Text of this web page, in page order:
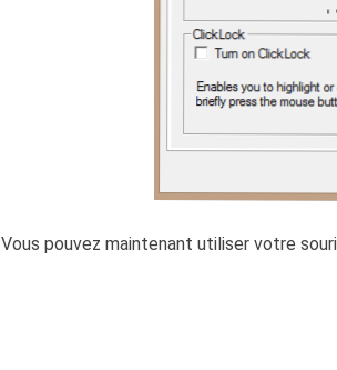
Vous pouvez maintenant utiliser votre